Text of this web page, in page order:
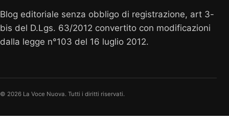
Blog editoriale senza obbligo di registrazione, art 3-
bis del D.Lgs. 63/2012 convertito con modificazioni
dalla legge n°103 del 16 luglio 2012.
© 2026 La Voce Nuova. Tutti i diritti riservati.